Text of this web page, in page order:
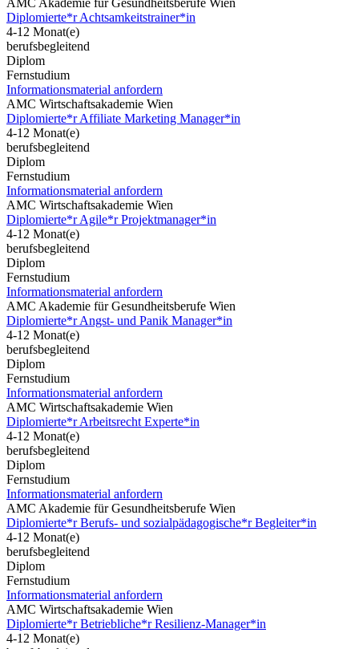
AMC Akademie für Gesundheitsberufe Wien
Diplomierte*r Achtsamkeitstrainer*in
4-12 Monat(e)
berufsbegleitend
Diplom
Fernstudium
Informationsmaterial anfordern
AMC Wirtschaftsakademie Wien
Diplomierte*r Affiliate Marketing Manager*in
4-12 Monat(e)
berufsbegleitend
Diplom
Fernstudium
Informationsmaterial anfordern
AMC Wirtschaftsakademie Wien
Diplomierte*r Agile*r Projektmanager*in
4-12 Monat(e)
berufsbegleitend
Diplom
Fernstudium
Informationsmaterial anfordern
AMC Akademie für Gesundheitsberufe Wien
Diplomierte*r Angst- und Panik Manager*in
4-12 Monat(e)
berufsbegleitend
Diplom
Fernstudium
Informationsmaterial anfordern
AMC Wirtschaftsakademie Wien
Diplomierte*r Arbeitsrecht Experte*in
4-12 Monat(e)
berufsbegleitend
Diplom
Fernstudium
Informationsmaterial anfordern
AMC Akademie für Gesundheitsberufe Wien
Diplomierte*r Berufs- und sozialpädagogische*r Begleiter*in
4-12 Monat(e)
berufsbegleitend
Diplom
Fernstudium
Informationsmaterial anfordern
AMC Wirtschaftsakademie Wien
Diplomierte*r Betriebliche*r Resilienz-Manager*in
4-12 Monat(e)